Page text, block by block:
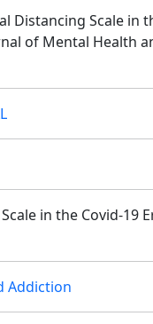
Distancing Scale
of Mental Health
in the Covid-19
Addiction